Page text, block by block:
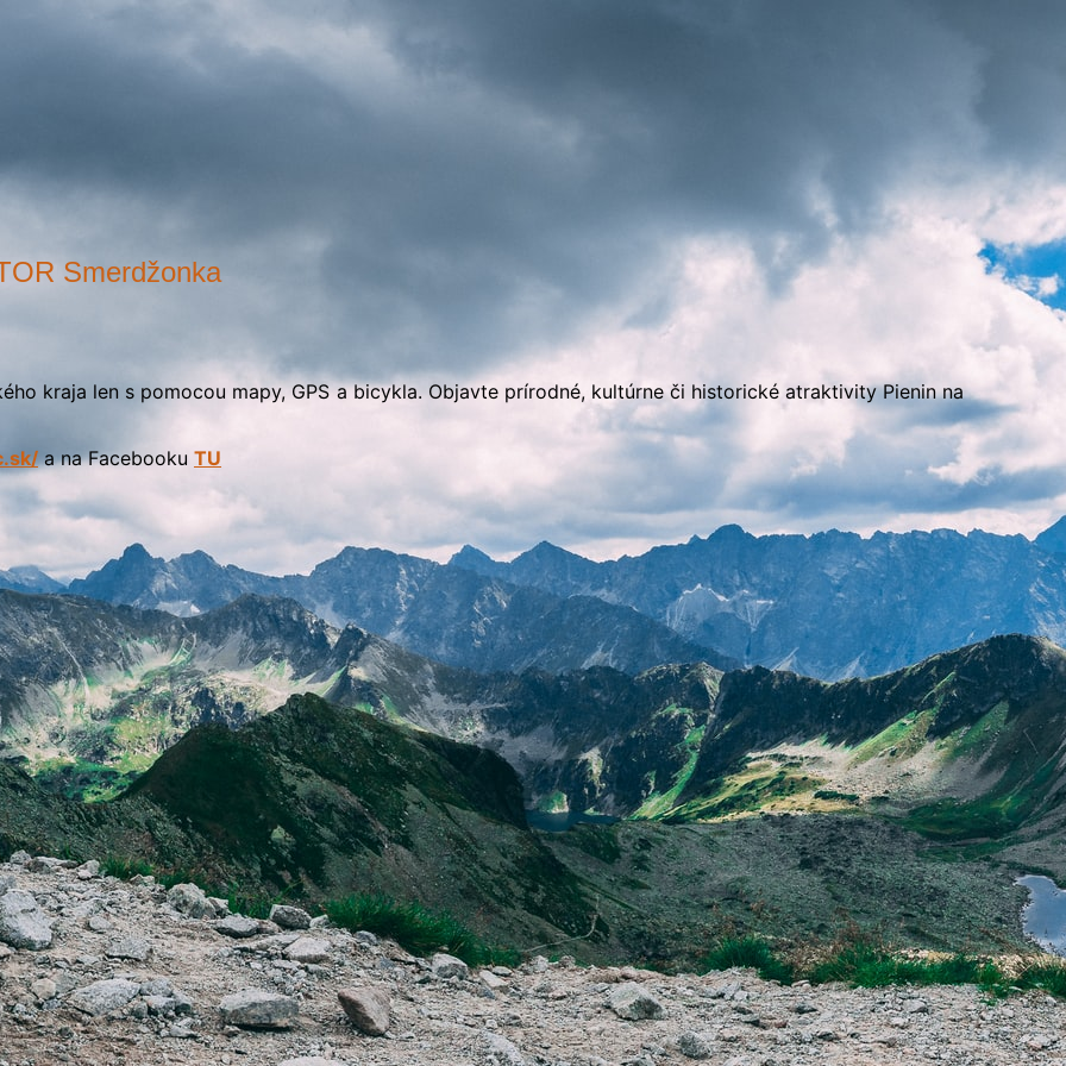
Smerdžonka
kraja len s pomocou mapy, GPS a bicykla. Objavte prírodné, kultúrne či historické atraktivity Pienin na
a na Facebooku TU